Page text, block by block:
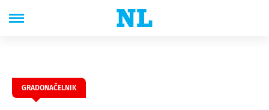
GRADONAČELNIK